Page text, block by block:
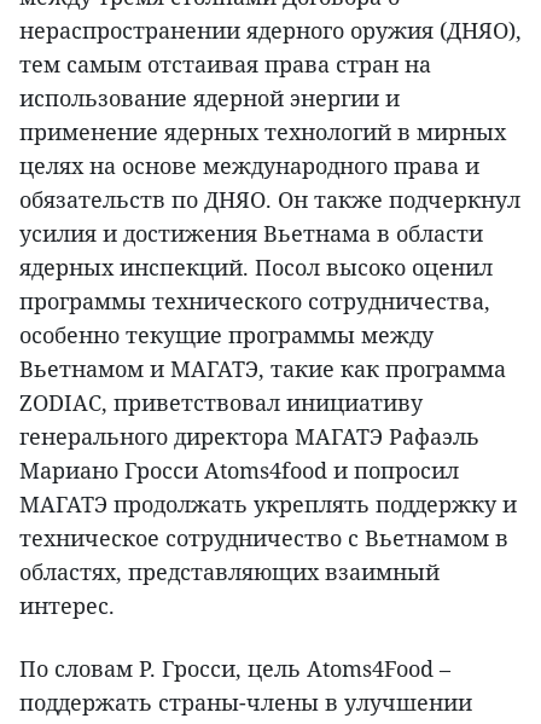
нераспространении ядерного оружия (ДНЯО),
тем самым отстаивая права стран на
использование ядерной энергии и
применение ядерных технологий в мирных
целях на основе международного права и
обязательств по ДНЯО. Он также подчеркнул
усилия и достижения Вьетнама в области
ядерных инспекций. Посол высоко оценил
программы технического сотрудничества,
особенно текущие программы между
Вьетнамом и МАГАТЭ, такие как программа
ZODIAC, приветствовал инициативу
генерального директора МАГАТЭ Рафаэль
Мариано Гросси Atoms4food и попросил
МАГАТЭ продолжать укреплять поддержку и
техническое сотрудничество с Вьетнамом в
областях, представляющих взаимный
интерес.
По словам Р. Гросси, цель Atoms4Food –
поддержать страны-члены в улучшении